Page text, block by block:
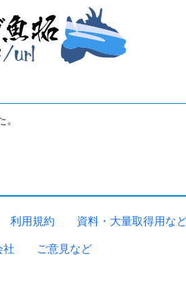
利用規約 資料・大量取得用な
社 ご意見など